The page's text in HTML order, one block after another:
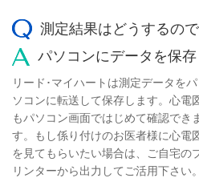
測定結果はどうするの
パソコンにデータを保
リード･マイハートは測定データをパ
ソコンに転送して保存します。心電
もパソコン画面ではじめて確認でき
す。もし係り付けのお医者様に心電
を見てもらいたい場合は、ご自宅の
リンターから出力してご活用下さい。